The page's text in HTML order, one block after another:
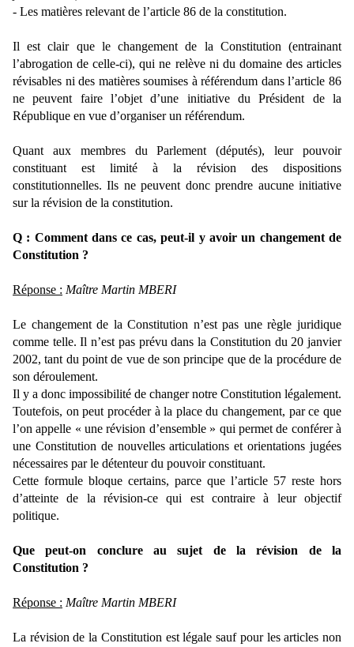
- Les matières relevant de l’article 86 de la constitution.
Il est clair que le changement de la Constitution (entrainant
l’abrogation de celle-ci), qui ne relève ni du domaine des articles
révisables ni des matières soumises à référendum dans l’article 86
ne peuvent faire l’objet d’une initiative du Président de la
République en vue d’organiser un référendum.
Quant aux membres du Parlement (députés), leur pouvoir
constituant est limité à la révision des dispositions
constitutionnelles. Ils ne peuvent donc prendre aucune initiative
sur la révision de la constitution.
Q : Comment dans ce cas, peut-il y avoir un changement de
Constitution ?
Réponse : Maître Martin MBERI
Le changement de la Constitution n’est pas une règle juridique
comme telle. Il n’est pas prévu dans la Constitution du 20 janvier
2002, tant du point de vue de son principe que de la procédure de
son déroulement.
Il y a donc impossibilité de changer notre Constitution légalement.
Toutefois, on peut procéder à la place du changement, par ce que
l’on appelle « une révision d’ensemble » qui permet de conférer à
une Constitution de nouvelles articulations et orientations jugées
nécessaires par le détenteur du pouvoir constituant.
Cette formule bloque certains, parce que l’article 57 reste hors
d’atteinte de la révision-ce qui est contraire à leur objectif
politique.
Que peut-on conclure au sujet de la révision de la
Constitution ?
Réponse : Maître Martin MBERI
La révision de la Constitution est légale sauf pour les articles non